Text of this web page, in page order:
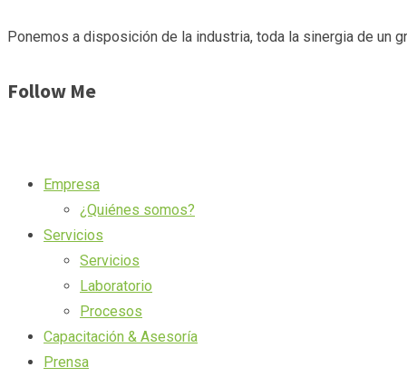
Ponemos a disposición de la industria, toda la sinergia de
Follow Me
Empresa
¿Quiénes somos?
Servicios
Servicios
Laboratorio
Procesos
Capacitación & Asesoría
Prensa